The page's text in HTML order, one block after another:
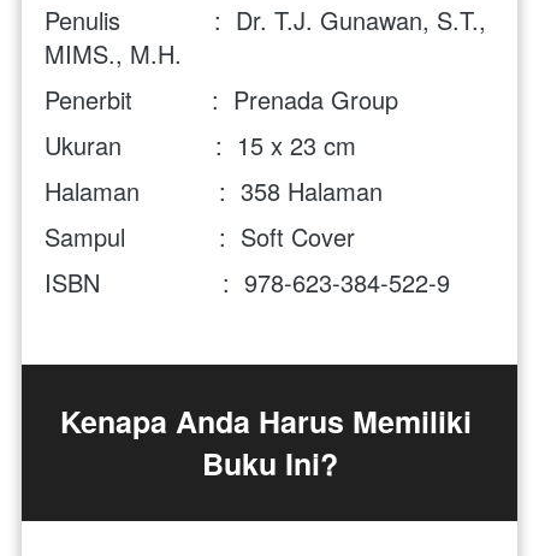
Penulis             :  Dr. T.J. Gunawan, S.T.,
MIMS., M.H.
Penerbit           :  Prenada Group
Ukuran             :  15 x 23 cm
Halaman           : 358 Halaman
Sampul             :  Soft Cover
ISBN                 :  978-623-384-522-9
Kenapa Anda Harus Memiliki
Buku Ini?